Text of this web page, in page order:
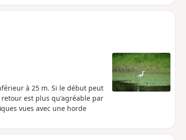
à 25 m. Si le début peut
est plus qu'agréable par
vues avec une horde